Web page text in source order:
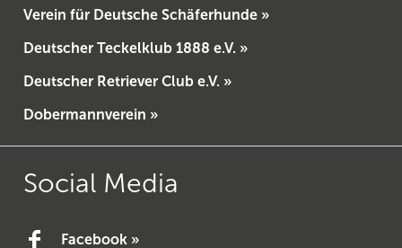
Verein für Deutsche Schäferhunde »
Deutscher Teckelklub 1888 e.V. »
Deutscher Retriever Club e.V. »
Dobermannverein »
Social Media
Facebook »